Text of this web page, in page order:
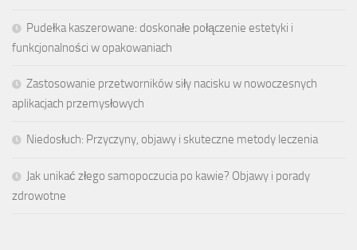
Pudełka kaszerowane: doskonałe połączenie estetyki i
funkcjonalności w opakowaniach
Zastosowanie przetworników siły nacisku w nowoczesnych
aplikacjach przemysłowych
Niedosłuch: Przyczyny, objawy i skuteczne metody leczenia
Jak unikać złego samopoczucia po kawie? Objawy i porady
zdrowotne